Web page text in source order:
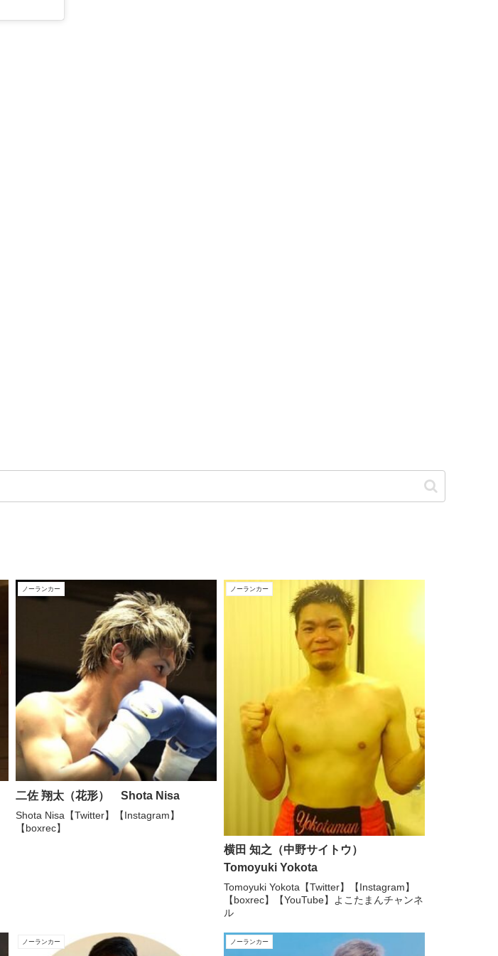
ノーランカー
二佐 翔太（花形） Shota Nisa
Shota Nisa【Twitter】【Instagram】
【boxrec】
ノーランカー
横田 知之（中野サイトウ）
Tomoyuki Yokota
Tomoyuki Yokota【Twitter】【Instagram】
【boxrec】【YouTube】よこたまんチャンネ
ル
ノーランカー ノーランカー